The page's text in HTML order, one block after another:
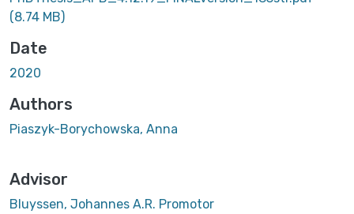
(8.74 MB)
Date
2020
Authors
Piaszyk-Borychowska, Anna
Advisor
Bluyssen, Johannes A.R. Promotor